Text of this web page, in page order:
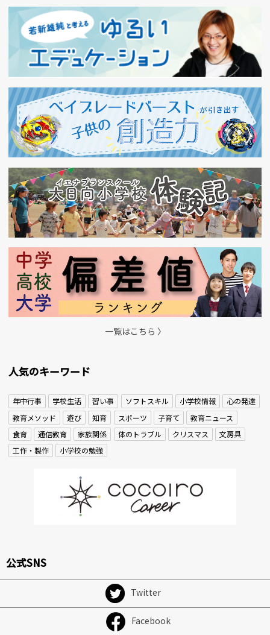
一覧はこちら 〉
人気のキーワード
年中行事 学校生活 習い事 ソフトスキル 小学校情報
心の発達
教育メソッド
遊び 知育 スポーツ 子育て
教育ニュース
食育
通信教育 家族関係 体のトラブル クリスマス
文房具
工作・製作
小学校の勉強
公式SNS
Twitter
Facebook